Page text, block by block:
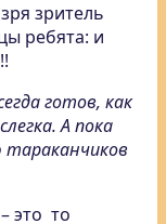
зритель
ребята: и
готов, как
А пока
тараканчиков
это то